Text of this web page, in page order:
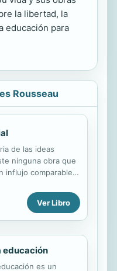
la libertad, la
educación para
Rousseau
de las ideas
ninguna obra que
influjo comparable
ha tenido y sigue
social (1762) de
(1712-1778).
haber en el poder
de administración
Ver Libro
educación
es un